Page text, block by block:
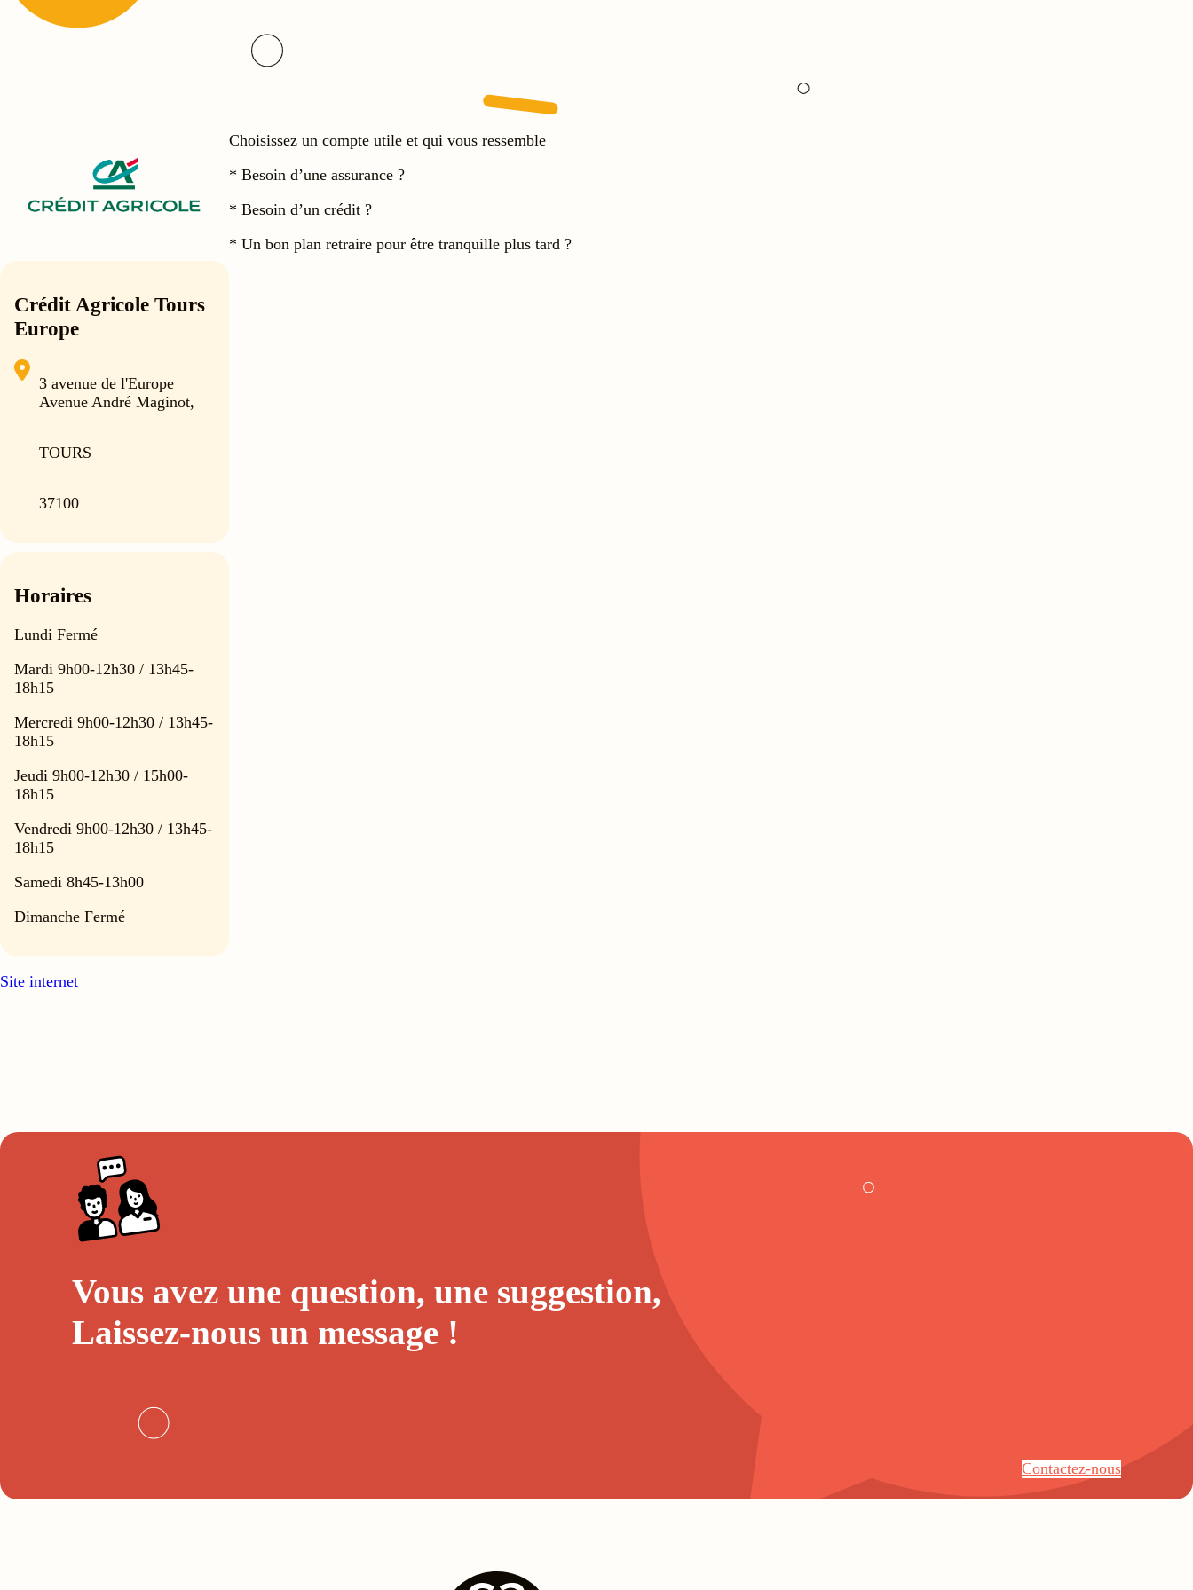
Crédit Agricole Tours
Europe
3 avenue de l'Europe
Avenue André Maginot,
TOURS
37100
Horaires
Lundi Fermé
Mardi 9h00-12h30 / 13h45-
18h15
Mercredi 9h00-12h30 / 13h45-
18h15
Jeudi 9h00-12h30 / 15h00-
18h15
Vendredi 9h00-12h30 / 13h45-
18h15
Samedi 8h45-13h00
Dimanche Fermé
Site internet
Choisissez un compte utile et qui vous ressemble
* Besoin d’une assurance ?
* Besoin d’un crédit ?
* Un bon plan retraire pour être tranquille plus tard ?
Vous avez une question, une suggestion,
Laissez-nous un message!
Contactez-nous